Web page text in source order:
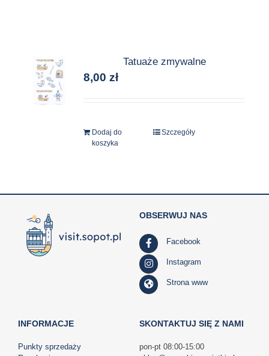
Tatuaże zmywalne
8,00zł
Dodaj do
koszyka
Szczegóły
INFORMACJE
Punkty sprzedaży
OBSERWUJ NAS
Facebook
Instagram
Strona www
SKONTAKTUJ SIĘ Z NAMI
pon-pt 08:00-15:00